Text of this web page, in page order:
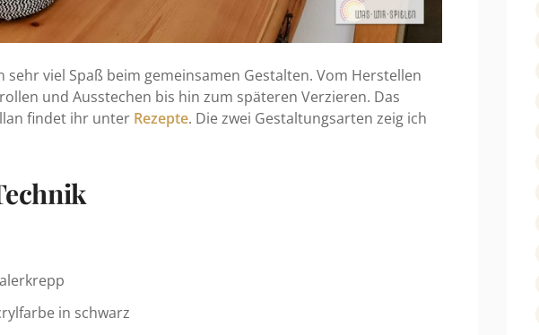
sehr viel Spaß beim gemeinsamen Gestalten. Vom Herstellen
und Ausstechen bis hin zum späteren Verzieren. Das
findet ihr unter Rezepte. Die zwei Gestaltungsarten zeig ich
in schwarz